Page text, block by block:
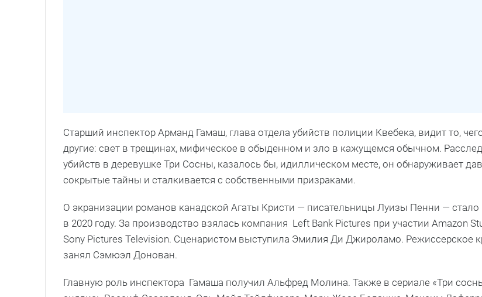
Старший инспектор Арманд Гамаш, глава отдела убийств полиции Квебека, видит то,
другие: свет в трещинах, мифическое в обыденном и зло в кажущемся обычном.
убийств в деревушке Три Сосны, казалось бы, идиллическом месте, он обнаруживает
сокрытые тайны и сталкивается с собственными призраками.
О экранизации романов канадской Агаты Кристи — писательницы Луизы Пенни — стало
в 2020 году. За производство взялась компания Left Bank Pictures при участии Amazon
Sony Pictures Television. Сценаристом выступила Эмилия Ди Джироламо. Режиссерское
занял Сэмюэл Донован.
Главную роль инспектора Гамаша получил Альфред Молина. Также в сериале «Три